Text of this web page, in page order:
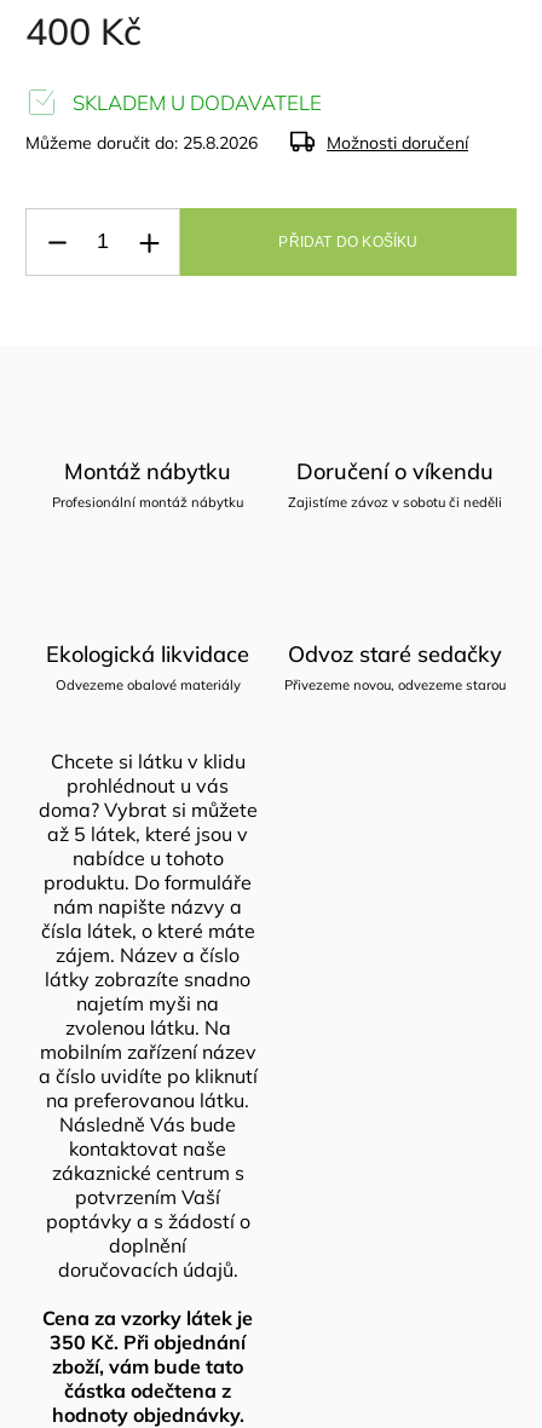
400 Kč
SKLADEM U DODAVATELE
Můžeme doručit do: 25.8.2026 Možnosti doručení
PŘIDAT DO KOŠÍKU
Montáž nábytku
Profesionální montáž nábytku
Doručení o víkendu
Zajistíme závoz v sobotu či neděli
Ekologická likvidace
Odvezeme obalové materiály
Odvoz staré sedačky
Přivezeme novou, odvezeme starou
Chcete si látku v klidu
prohlédnout u vás
doma? Vybrat si můžete
až 5 látek, které jsou v
nabídce u tohoto
produktu. Do formuláře
nám napište názvy a
čísla látek, o které máte
zájem. Název a číslo
látky zobrazíte snadno
najetím myši na
zvolenou látku. Na
mobilním zařízení název
a číslo uvidíte po kliknutí
na preferovanou látku.
Následně Vás bude
kontaktovat naše
zákaznické centrum s
potvrzením Vaší
poptávky a s žádostí o
doplnění
doručovacích údajů.
Cena za vzorky látek je
350 Kč. Při objednání
zboží, vám bude tato
částka odečtena z
hodnoty objednávky.